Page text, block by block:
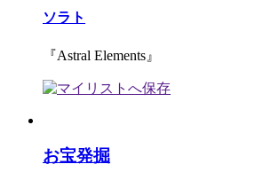
ソラト
『Astral Elements』
お宝発掘